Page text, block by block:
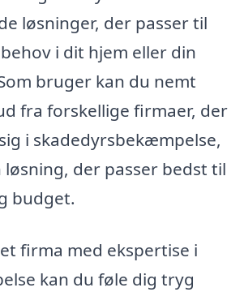
løsninger, der passer til
i dit hjem eller din
bruger kan du nemt
fra forskellige firmaer, der
i skadedyrsbekæmpelse,
der passer bedst til
budget.
firma med ekspertise i
kan du føle dig tryg